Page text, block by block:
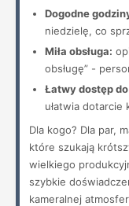
Dogodne
niedzielę, co
Miła obsługa:
obsługę” -
Łatwy dostęp
ułatwia dotarcie
Dla kogo? Dla par,
które szukają
wielkiego
szybkie
kameralnej